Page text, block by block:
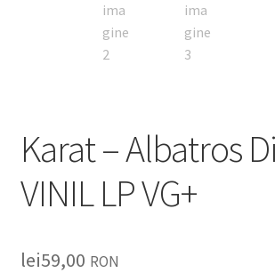
Karat – Albatros
VINIL LP VG+
lei59,00 RON